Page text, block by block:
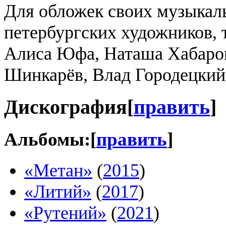
Для обложек своих
петербургских
Алиса Юфа, Наташа
Шинкарёв, Влад
Дискография[править]
Альбомы:[править]
«Метан» (2015)
«Литий» (2017)
«Рутений» (2021)